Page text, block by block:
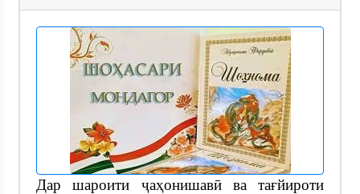
Дар шароити ҷаҳонишавӣ ва тағйироти